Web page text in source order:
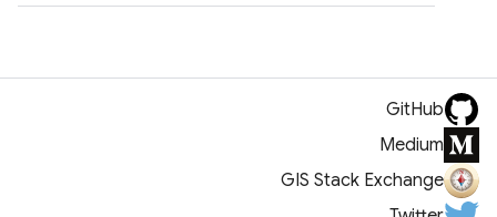
GitHub
Medium
GIS Stack Exchange